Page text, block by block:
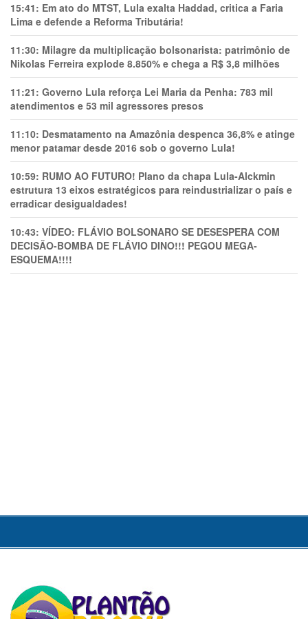
15:41: Em ato do MTST, Lula exalta Haddad, critica a Faria
Lima e defende a Reforma Tributária!
11:30: Milagre da multiplicação bolsonarista: patrimônio de
Nikolas Ferreira explode 8.850% e chega a R$ 3,8 milhões
11:21: Governo Lula reforça Lei Maria da Penha: 783 mil
atendimentos e 53 mil agressores presos
11:10: Desmatamento na Amazônia despenca 36,8% e atinge
menor patamar desde 2016 sob o governo Lula!
10:59: RUMO AO FUTURO! Plano da chapa Lula-Alckmin
estrutura 13 eixos estratégicos para reindustrializar o país e
erradicar desigualdades!
10:43: VÍDEO: FLÁVIO BOLSONARO SE DESESPERA COM
DECISÃO-BOMBA DE FLÁVIO DINO!!! PEGOU MEGA-
ESQUEMA!!!!